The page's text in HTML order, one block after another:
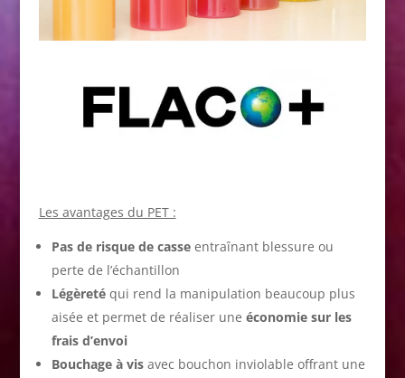
Les avantages du PET :
Pas de risque de casseentraînant blessure ou
perte de l’échantillon
Légèretéqui rend la manipulation beaucoup plus
aisée et permet de réaliser une économie sur les
frais d’envoi
Bouchage à visavec bouchon inviolable offrant une